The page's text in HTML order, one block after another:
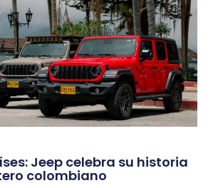
Jeep celebra su historia
colombiano